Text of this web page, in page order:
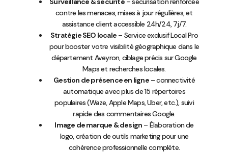
contre les menaces, mises à jour régulières, et
assistance client accessible 24h/24, 7j/7.
Stratégie SEO locale – Service exclusif Local Pro
pour booster votre visibilité géographique dans le
département Aveyron, ciblage précis sur Google
Maps et recherches locales.
Gestion de présence en ligne– connectivité
automatique avec plus de 15 répertoires
populaires (Waze, Apple Maps, Uber, etc.), suivi
rapide des commentaires Google.
Image de marque & design – Élaboration de
logo, création de outils marketing pour une
cohérence professionnelle complète.